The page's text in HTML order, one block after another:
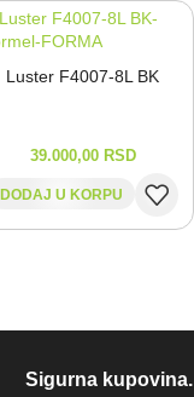
Luster F4007-⁠8L BK
39.000,00 RSD
DODAJ U KORPU
Sigurna kupovina.